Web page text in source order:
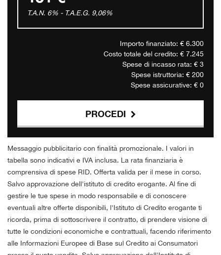
T.A.N. 6% - T.A.E.G. 9,06%
Importo finanziato: € 6.300
Costo totale del credito: € 7.245
Spese di incasso rata: € 3
Spese istruttoria: € 200
Spese assicurative: € 0
PROCEDI
Contattaci
Messaggio pubblicitario con finalità promozionale. I valori in
tabella sono indicativi e IVA inclusa. La rata finanziaria è
comprensiva di spese RID. Offerta valida per il mese in corso.
Salvo approvazione dell'istituto di credito erogante. Al fine di
gestire le tue spese in modo responsabile e di conoscere
eventuali altre offerte disponibili, l'Istituto di Credito erogante ti
ricorda, prima di sottoscrivere il contratto, di prendere visione di
tutte le condizioni economiche e contrattuali, facendo riferimento
alle Informazioni Europee di Base sul Credito ai Consumatori